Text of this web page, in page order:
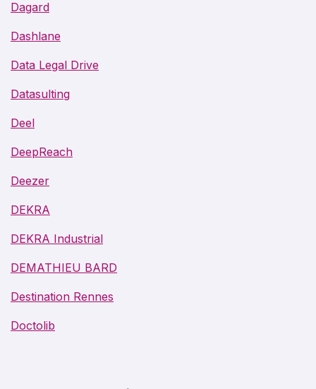
Dagard
Dashlane
Data Legal Drive
Datasulting
Deel
DeepReach
Deezer
DEKRA
DEKRA Industrial
DEMATHIEU BARD
Destination Rennes
Doctolib